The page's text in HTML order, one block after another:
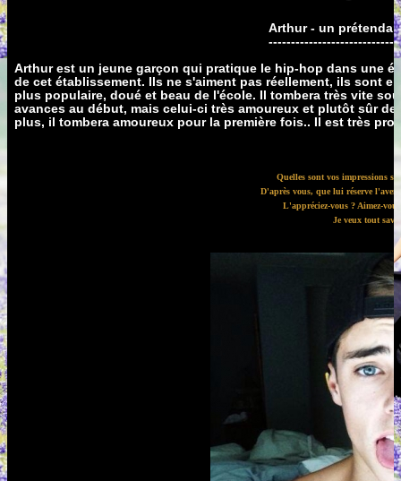
Arthur - un
Arthur est un jeune garçon qui pratique le hip-hop dans une
de cet établissement. Ils ne s'aiment pas réellement, ils sont
plus populaire, doué et beau de l'école. Il tombera très vite
avances au début, mais celui-ci très amoureux et plutôt sûr
plus, il tombera amoureux pour la première fois.. Il est très
Quelles sont vos impressions
D'après vous, que lui réserve
L'appréciez-vous ? Aimez-
Je veux tout